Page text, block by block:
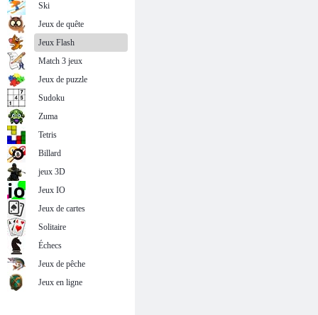
Ski
Jeux de quête
Jeux Flash
Match 3 jeux
Jeux de puzzle
Sudoku
Zuma
Tetris
Billard
jeux 3D
Jeux IO
Jeux de cartes
Solitaire
Échecs
Jeux de pêche
Jeux en ligne